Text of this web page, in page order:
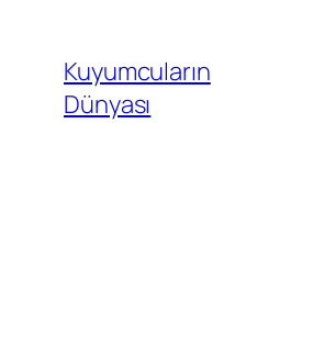
Kuyumcuların
Dünyası